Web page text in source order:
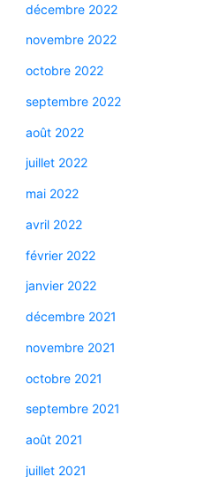
décembre 2022
novembre 2022
octobre 2022
septembre 2022
août 2022
juillet 2022
mai 2022
avril 2022
février 2022
janvier 2022
décembre 2021
novembre 2021
octobre 2021
septembre 2021
août 2021
juillet 2021